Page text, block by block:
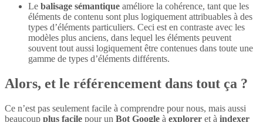
Le balisage sémantique améliore la cohérence, tant que les
éléments de contenu sont plus logiquement attribuables à des
types d’éléments particuliers. Ceci est en contraste avec les
modèles plus anciens, dans lequel les éléments peuvent
souvent tout aussi logiquement être contenues dans toute une
gamme de types d’éléments différents.
Alors, et le référencement dans tout ça ?
Ce n’est pas seulement facile à comprendre pour nous, mais aussi
beaucoup plus facile pour un Bot Google à explorer et à indexer